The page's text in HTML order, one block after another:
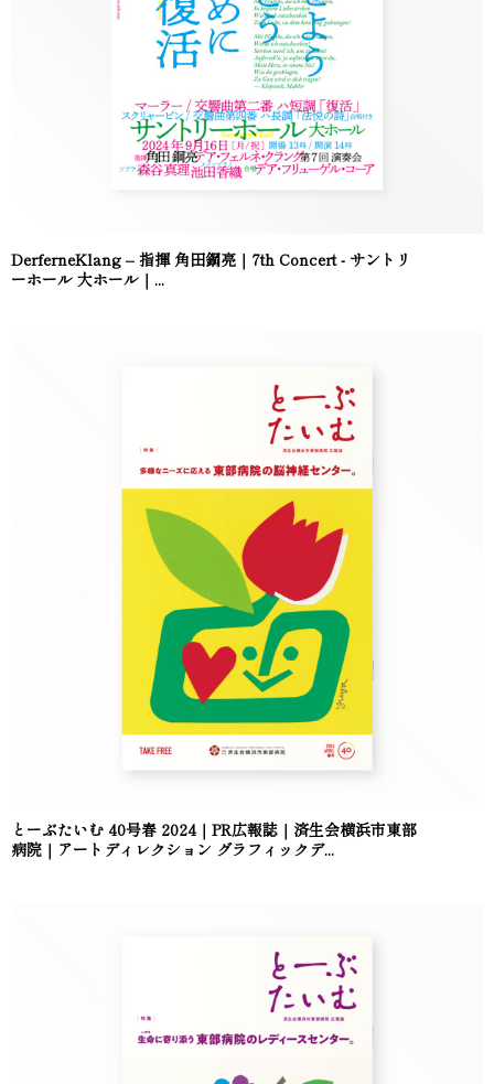
DerferneKlang – 指揮 角田鋼亮｜7th Concert - サントリ
ーホール 大ホール｜...
とーぶたいむ 40号春 2024｜PR広報誌｜済生会横浜市東部
病院｜アートディレクション グラフィックデ...